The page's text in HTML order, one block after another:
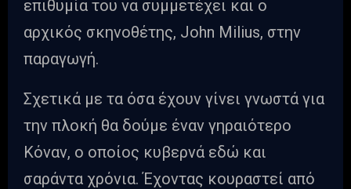
επιθυμία του να συμμετέχει και ο
αρχικός σκηνοθέτης, John Milius, στην
παραγωγή.
Σχετικά με τα όσα έχουν γίνει γνωστά για
την πλοκή θα δούμε έναν γηραιότερο
Κόναν, ο οποίος κυβερνά εδώ και
σαράντα χρόνια. Έχοντας κουραστεί από